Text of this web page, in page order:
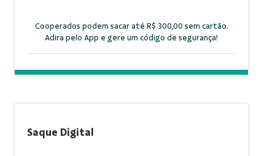
Cooperados podem sacar até R$ 300,00 sem cartão.
Adira pelo App e gere um código de segurança!
Saque Digital